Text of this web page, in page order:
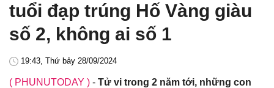
tuổi đạp trúng Hố Vàng giàu
số 2, không ai số 1
19:43, Thứ bảy 28/09/2024
( PHUNUTODAY ) - Tử vi trong 2 năm tới, những con